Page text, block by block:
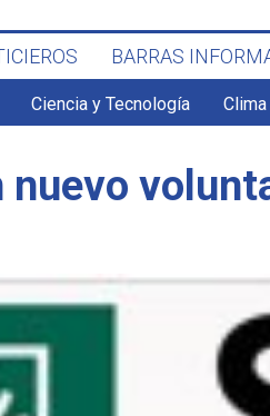
BARRAS
Ciencia y Tecnología Clima
nuevo